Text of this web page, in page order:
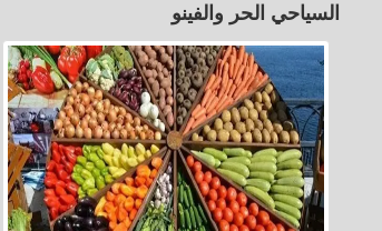
السياحي الحر والفينو